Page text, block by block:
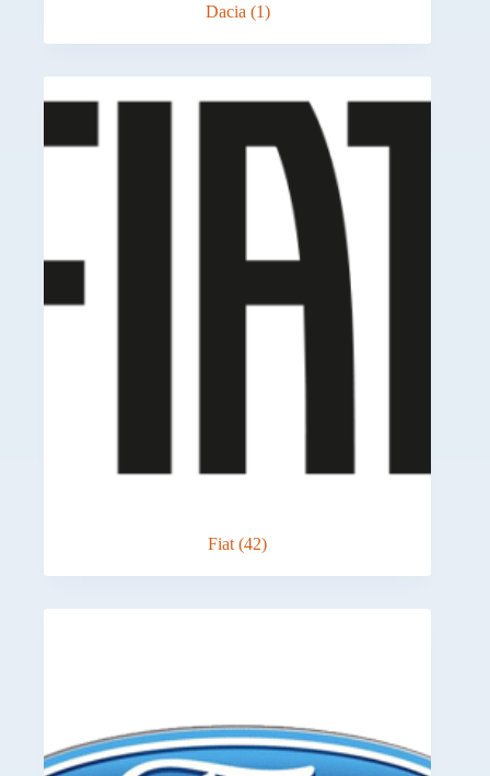
Dacia (1)
Fiat(42)